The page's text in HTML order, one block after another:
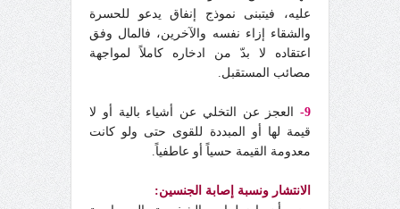
عليه، فيتبنى نموذج إنفاق يدعو للحسرة
والشقاء إزاء نفسه والآخرين، فالمال وفق
اعتقاده لا بدّ من ادخاره كاملاً لمواجهة
مصائب المستقبل.
9-
العجز عن التخلي عن أشياء بالية أو لا
قيمة لها أو المبددة للقوى حتى ولو كانت
معدومة القيمة حسياً أو عاطفياً.
الانتشار ونسبة إصابة الجنسين: